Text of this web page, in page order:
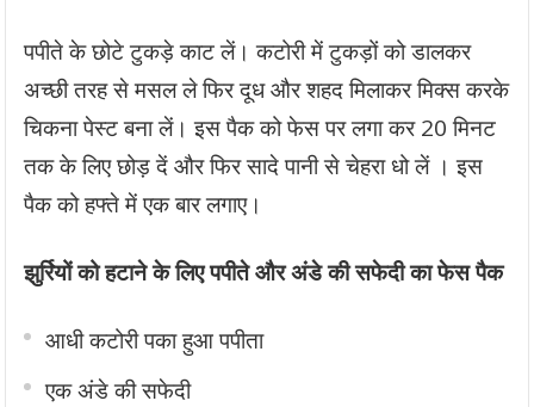
पपीते के छोटे टुकड़े काट लें। कटोरी में टुकड़ों को डालकर
अच्छी तरह से मसल ले फिर दूध और शहद मिलाकर मिक्स करके
चिकना पेस्ट बना लें। इस पैक को फेस पर लगा कर 20 मिनट
तक के लिए छोड़ दें और फिर सादे पानी से चेहरा धो लें । इस
पैक को हफ्ते में एक बार लगाए।
झुर्रियों को हटाने के लिए पपीते और अंडे की सफेदी का फेस पैक
आधी कटोरी पका हुआ पपीता
एक अंडे की सफेदी